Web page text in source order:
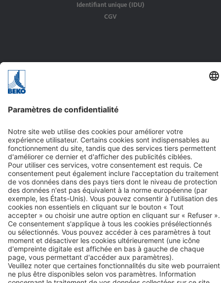
Identifiant unique (IDU)
CGV
Produits
Contact
BEKO TECHNOLOGIES SARL
Zone Industrielle
1, rue des Frères Rémy
BP 10816
F-57208 Sarreguemines Cedex
Tél. +33 387 28 38 00
Contact